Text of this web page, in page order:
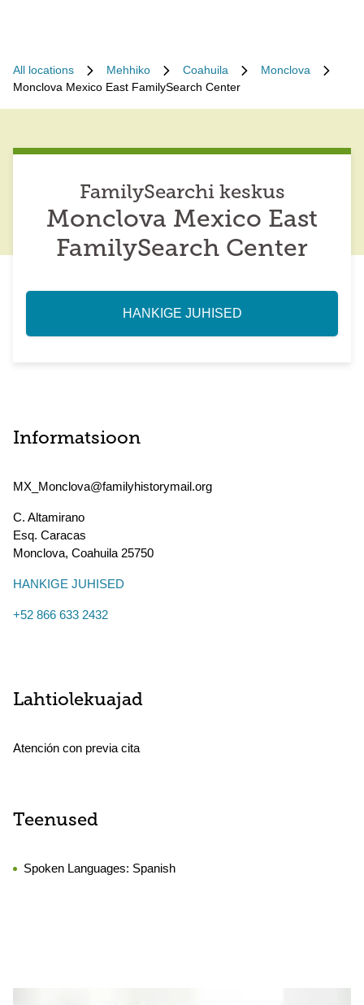
All locations Mehhiko Coahuila
Monclova
Monclova Mexico East FamilySearch Center
FamilySearchi keskus
Monclova Mexico East
FamilySearch Center
HANKIGE JUHISED
Informatsioon
MX_Monclova@familyhistorymail.org
C. Altamirano
Esq. Caracas
Monclova, Coahuila 25750
HANKIGE JUHISED
+52 866 633 2432
Lahtiolekuajad
Atención con previa cita
Teenused
Spoken Languages: Spanish